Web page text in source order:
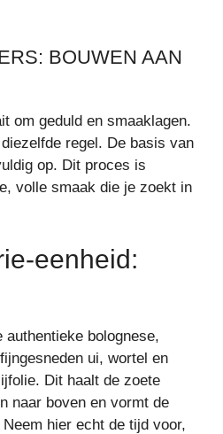
BOUWEN AAN
om geduld en smaaklagen.
regel. De basis van
op. Dit proces is
volle smaak die je zoekt in
eenheid:
bolognese,
ui, wortel en
Dit haalt de zoete
naar boven en vormt de
hier echt de tijd voor,